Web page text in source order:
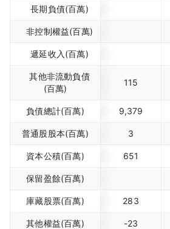
長期負債(百萬)
非控制權益(百萬)
遞延收入(百萬)
其他非流動負債
(百萬)
115
負債總計(百萬) 9,379
普通股股本(百萬) 3
資本公積(百萬) 651
保留盈餘(百萬)
庫藏股票(百萬) 283
其他權益(百萬) -23